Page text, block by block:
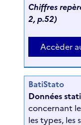
Chiffres
2, p.52)
Accèder
BatiStato
Données
concernant
les types, les